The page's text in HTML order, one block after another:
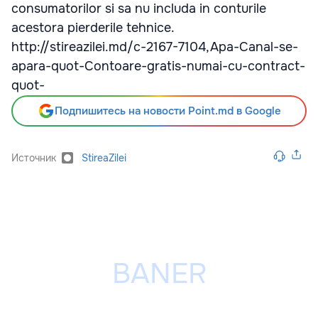
consumatorilor si sa nu includa in conturile
acestora pierderile tehnice.
http://stireazilei.md/c-2167-7104,Apa-Canal-se-
apara-quot-Contoare-gratis-numai-cu-contract-
quot-
Подпишитесь на новости Point.md в Google
Источник StireaZilei